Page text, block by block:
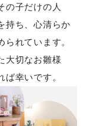
の子だけの人
持ち、心清らか
れています。
大切なお雛様
幸いです。